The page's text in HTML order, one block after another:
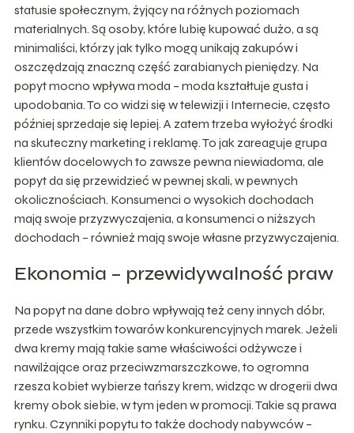
statusie społecznym, żyjący na różnych poziomach
materialnych. Są osoby, które lubię kupować dużo, a są
minimaliści, którzy jak tylko mogą unikają zakupów i
oszczędzają znaczną część zarabianych pieniędzy. Na
popyt mocno wpływa moda – moda kształtuje gusta i
upodobania. To co widzi się w telewizji i Internecie, często
później sprzedaje się lepiej. A zatem trzeba wyłożyć środki
na skuteczny marketing i reklamę. To jak zareaguje grupa
klientów docelowych to zawsze pewna niewiadoma, ale
popyt da się przewidzieć w pewnej skali, w pewnych
okolicznościach. Konsumenci o wysokich dochodach
mają swoje przyzwyczajenia, a konsumenci o niższych
dochodach – również mają swoje własne przyzwyczajenia.
Ekonomia – przewidywalność praw
Na popyt na dane dobro wpływają też ceny innych dóbr,
przede wszystkim towarów konkurencyjnych marek. Jeżeli
dwa kremy mają takie same właściwości odżywcze i
nawilżające oraz przeciwzmarszczkowe, to ogromna
rzesza kobiet wybierze tańszy krem, widząc w drogerii dwa
kremy obok siebie, w tym jeden w promocji. Takie są prawa
rynku. Czynniki popytu to także dochody nabywców –